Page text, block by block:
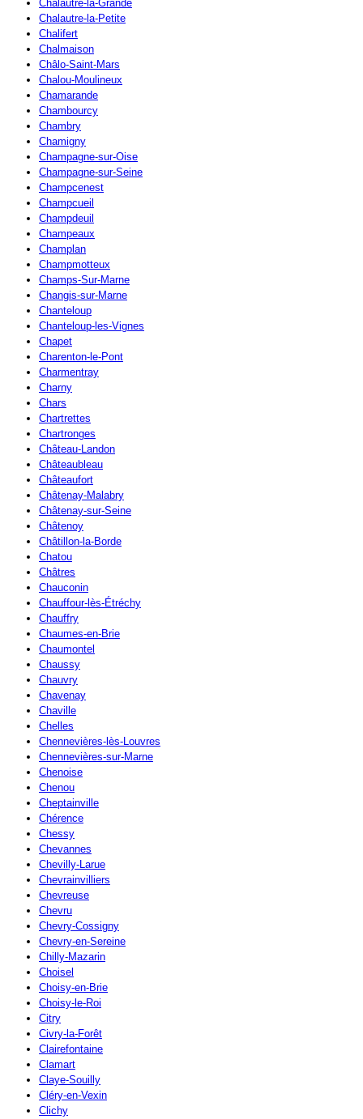
Chalautre-la-Grande
Chalautre-la-Petite
Chalifert
Chalmaison
Châlo-Saint-Mars
Chalou-Moulineux
Chamarande
Chambourcy
Chambry
Chamigny
Champagne-sur-Oise
Champagne-sur-Seine
Champcenest
Champcueil
Champdeuil
Champeaux
Champlan
Champmotteux
Champs-Sur-Marne
Changis-sur-Marne
Chanteloup
Chanteloup-les-Vignes
Chapet
Charenton-le-Pont
Charmentray
Charny
Chars
Chartrettes
Chartronges
Château-Landon
Châteaubleau
Châteaufort
Châtenay-Malabry
Châtenay-sur-Seine
Châtenoy
Châtillon-la-Borde
Chatou
Châtres
Chauconin
Chauffour-lès-Étréchy
Chauffry
Chaumes-en-Brie
Chaumontel
Chaussy
Chauvry
Chavenay
Chaville
Chelles
Chennevières-lès-Louvres
Chennevières-sur-Marne
Chenoise
Chenou
Cheptainville
Chérence
Chessy
Chevannes
Chevilly-Larue
Chevrainvilliers
Chevreuse
Chevru
Chevry-Cossigny
Chevry-en-Sereine
Chilly-Mazarin
Choisel
Choisy-en-Brie
Choisy-le-Roi
Citry
Civry-la-Forêt
Clairefontaine
Clamart
Claye-Souilly
Cléry-en-Vexin
Clichy